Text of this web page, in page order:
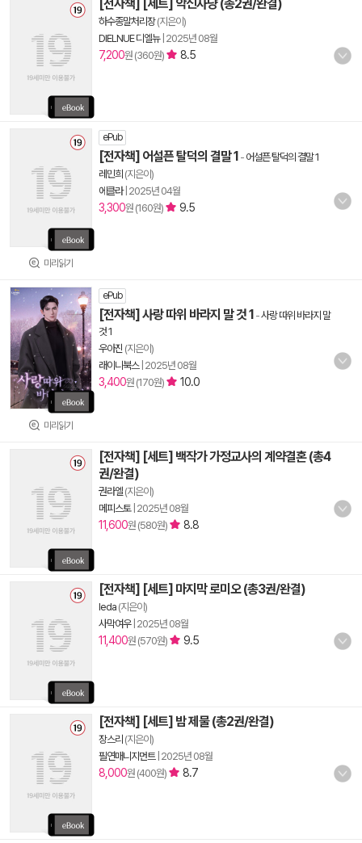
[전자책] [세트] 악신사냥 (총2권/완결)
하수종말처리장(지은이)
DIELNUE 디엘뉴| 2025년 08월
7,200원 (360원) 8.5
미리읽기
ePub
[전자책] 어설픈 탈덕의 결말 1 - 어설픈 탈덕의 결말 1
레민희 (지은이)
에클라| 2025년 04월
3,300원 (160원) 9.5
미리읽기
ePub
[전자책] 사랑 따위 바라지 말 것 1 -사랑 따위 바라지 말
것 1
우아진 (지은이)
래이니북스| 2025년 08월
3,400원 (170원) 10.0
[전자책] [세트] 백작가 가정교사의 계약결혼 (총4
권/완결)
권라엘 (지은이)
메피스토| 2025년 08월
11,600원 (580원) 8.8
[전자책] [세트] 마지막 로미오 (총3권/완결)
leda (지은이)
사막여우| 2025년 08월
11,400원 (570원) 9.5
[전자책] [세트] 밤 제물 (총2권/완결)
장스리 (지은이)
필연매니지먼트| 2025년 08월
8,000원 (400원) 8.7